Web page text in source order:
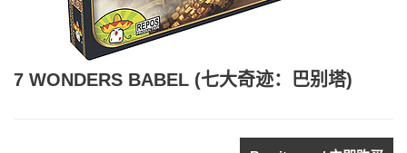
7 WONDERS BABEL (七大奇迹：巴别塔)